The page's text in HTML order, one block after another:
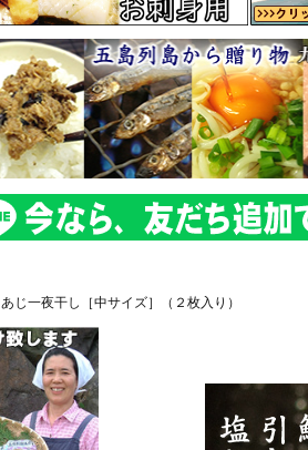
あじ一夜干し［中サイズ］（２枚入り）